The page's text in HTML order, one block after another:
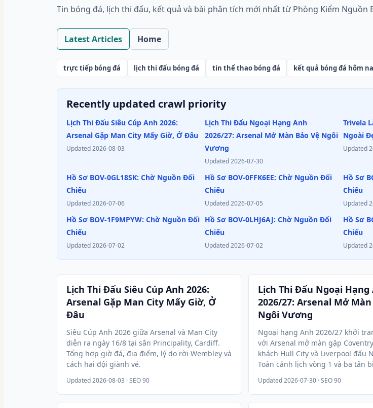
Tin bóng đá, lịch thi đấu, kết quả và bài phân tích mới nhất từ Phòng Kiểm Nguồn
Latest Articles Home
trực tiếp bóng đá lịch thi đấu bóng đá tin thể thao bóng đá kết quả bóng đá hôm
Recently updated crawl priority
Lịch Thi Đấu Siêu Cúp Anh 2026:
Arsenal Gặp Man City Mấy Giờ, Ở Đâu
Updated2026-08-03
Lịch Thi Đấu Ngoại Hạng Anh
2026/27: Arsenal Mở Màn Bảo Vệ Ngôi
Vương
Updated2026-07-30
Trivela
Ngoài
Updated
Hồ Sơ BOV-0GL18SK: Chờ Nguồn Đối
Chiếu
Updated2026-07-06
Hồ Sơ BOV-0FFK6EE: Chờ Nguồn Đối
Chiếu
Updated2026-07-05
Hồ Sơ
Chiếu
Updated
Hồ Sơ BOV-1F9MPYW: Chờ Nguồn Đối
Chiếu
Updated2026-07-02
Hồ Sơ BOV-0LHJ6AJ: Chờ Nguồn Đối
Chiếu
Updated2026-07-02
Hồ Sơ
Chiếu
Updated
Lịch Thi Đấu Siêu Cúp Anh 2026:
Arsenal Gặp Man City Mấy Giờ, Ở
Đâu
Siêu Cúp Anh 2026 giữa Arsenal và Man City
diễn ra ngày 16/8 tại sân Principality, Cardiff.
Tổng hợp giờ đá, địa điểm, lý do rời Wembley và
cách hai đội giành vé.
Updated2026-08-03 · SEO 90
Lịch Thi Đấu Ngoại Hạng
2026/27: Arsenal Mở Màn
Ngôi Vương
Ngoại hạng Anh 2026/27 khởi
với Arsenal mở màn gặp
khách Hull City và Liverpool đấu
Toàn cảnh lịch vòng 1 và ba tân
Updated2026-07-30 · SEO 90